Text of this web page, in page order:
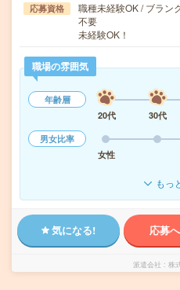
応募資格
職種未経験OK / ブラン
不要
未経験OK！
職場の雰囲気
年齢層
20代
30代
男女比率
女性
もっ
気になる! 応募
派遣会社 株